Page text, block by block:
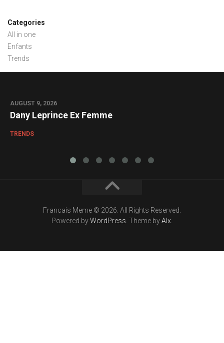
Categories
All in one
Enfants
Trends
AUGUST 9, 2026
Dany Leprince Ex Femme
TRENDS
Francais Meme © 2026. All Rights Reserved.
Powered byWordPress . Theme byAlx